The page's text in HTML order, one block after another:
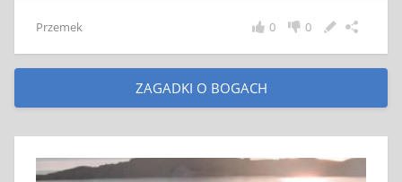
Przemek 0
0
ZAGADKI O BOGACH